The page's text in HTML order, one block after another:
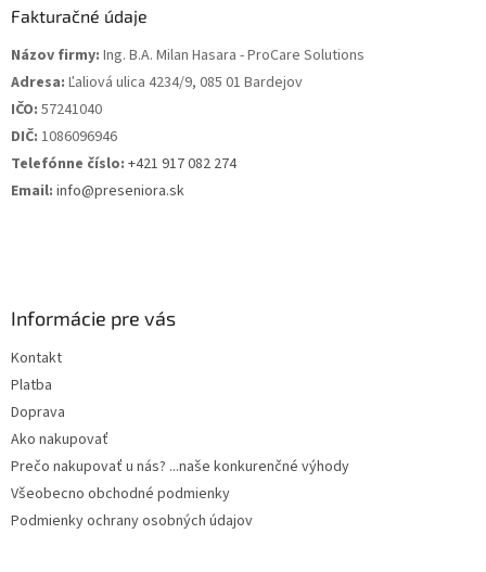
Fakturačné údaje
Názov firmy: Ing. B.A. Milan Hasara - ProCare Solutions
Adresa: Ľaliová ulica 4234/9, 085 01 Bardejov
IČO: 57241040
DIČ: 1086096946
Telefónne číslo: +421 917 082 274
Email: info@preseniora.sk
Informácie pre vás
Kontakt
Platba
Doprava
Ako nakupovať
Prečo nakupovať u nás? ...naše konkurenčné výhody
Všeobecno obchodné podmienky
Podmienky ochrany osobných údajov